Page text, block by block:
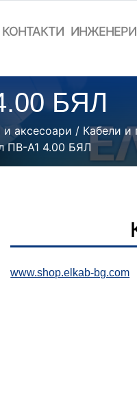
КОНТАКТИ
БЯЛ
и аксесоари / Кабели и
ПВ-А1 4.00 БЯЛ
www.shop.elkab-bg.com